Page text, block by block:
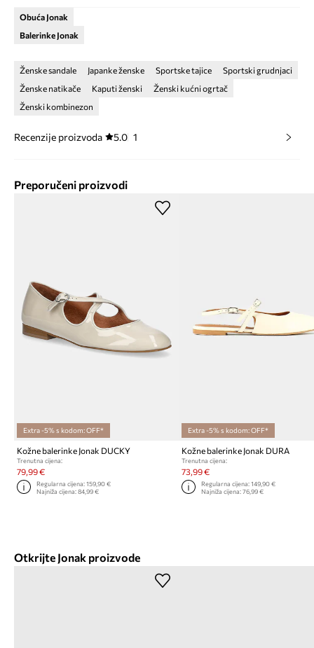
Obuća Jonak
Balerinke Jonak
Ženske sandale Japanke ženske Sportske tajice
Sportski grudnjaci
Ženske natikače
Kaputi ženski
Ženski kućni ogrtač
Ženski kombinezon
Recenzije proizvoda 5.0 1
Preporučeni proizvodi
Extra -5% s kodom: OFF*
Kožne balerinke Jonak DUCKY
Trenutna cijena:
79,99 €
Regularna cijena:159,90 €
Najniža cijena:84,99 €
Extra -5% s kodom: OFF*
Kožne balerinke Jonak DURA
Trenutna cijena:
73,99 €
Regularna cijena: 149,90 €
Najniža cijena: 76,99 €
Otkrijte Jonak proizvode